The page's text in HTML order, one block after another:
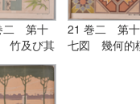
二 第十
竹及び其
21 巻二 第十
七図 幾何的